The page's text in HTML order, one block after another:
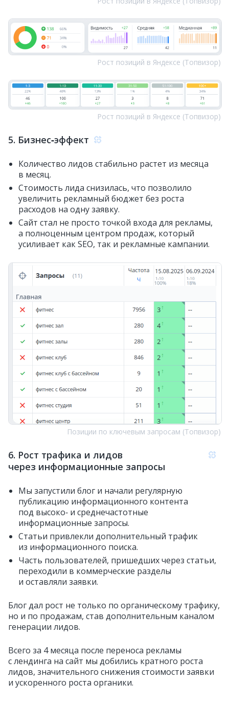
Рост позиций в Яндексе (Топвизор)
Рост позиций в Яндексе (Топвизор)
5. Бизнес‑эффект
Количество лидов стабильно растет из месяца
в месяц.
Стоимость лида снизилась, что позволило
увеличить рекламный бюджет без роста
расходов на одну заявку.
Сайт стал не просто точкой входа для рекламы,
а полноценным центром продаж, который
усиливает как SEO, так и рекламные кампании.
Позиции по ключевым запросам (Топвизор)
6. Рост трафика и лидов
через информационные запросы
Мы запустили блог и начали регулярную
публикацию информационного контента
под высоко‑ и среднечастотные
информационные запросы.
Статьи привлекли дополнительный трафик
из информационного поиска.
Часть пользователей, пришедших через статьи,
переходили в коммерческие разделы
и оставляли заявки.
Блог дал рост не только по органическому трафику,
но и по продажам, став дополнительным каналом
генерации лидов.
Всего за 4 месяца после переноса рекламы
с лендинга на сайт мы добились кратного роста
лидов, значительного снижения стоимости заявки
и ускоренного роста органики.